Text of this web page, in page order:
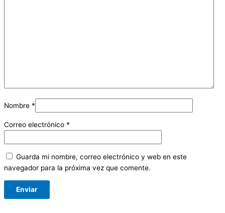
Nombre *
Correo electrónico *
Guarda mi nombre, correo electrónico y web en este
navegador para la próxima vez que comente.